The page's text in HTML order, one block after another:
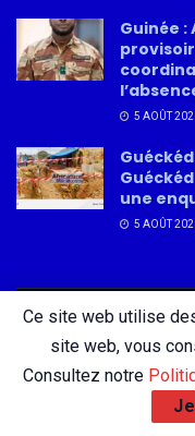
Guinée
5 AOÛT
une
5 AOÛT
Advertise
© 2026 AfricatureMedia.com
Ce site web utilise
site web, vous
Consultez notre